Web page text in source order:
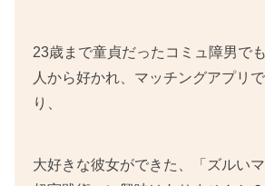
23歳まで童貞だったコミュ障男で
人から好かれ、マッチングアプリ
り、
大好きな彼女ができた、「ズルい